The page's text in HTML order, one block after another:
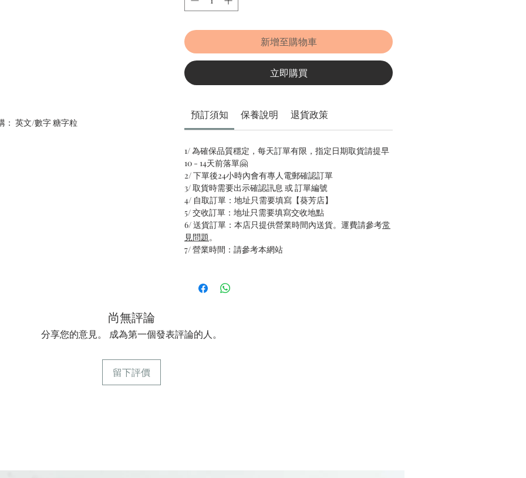
： 英文/數字 糖字粒
新增至購物車
立即購買
預訂須知 保養說明 退貨政策
1/ 為確保品質穩定，每天訂單有限，指定日期取貨請提早
10 - 14天前落單🤗
2/ 下單後24小時內會有專人電郵確認訂單
3/ 取貨時需要出示確認訊息 或 訂單編號
4/ 自取訂單：地址只需要填寫【葵芳店】
5/ 交收訂單：地址只需要填寫交收地點
6/ 送貨訂單：本店只提供營業時間內送貨。運費請參考常
見問題。
7/ 營業時間：請參考本網站
尚無評論
分享您的意見。 成為第一個發表評論的人。
留下評價